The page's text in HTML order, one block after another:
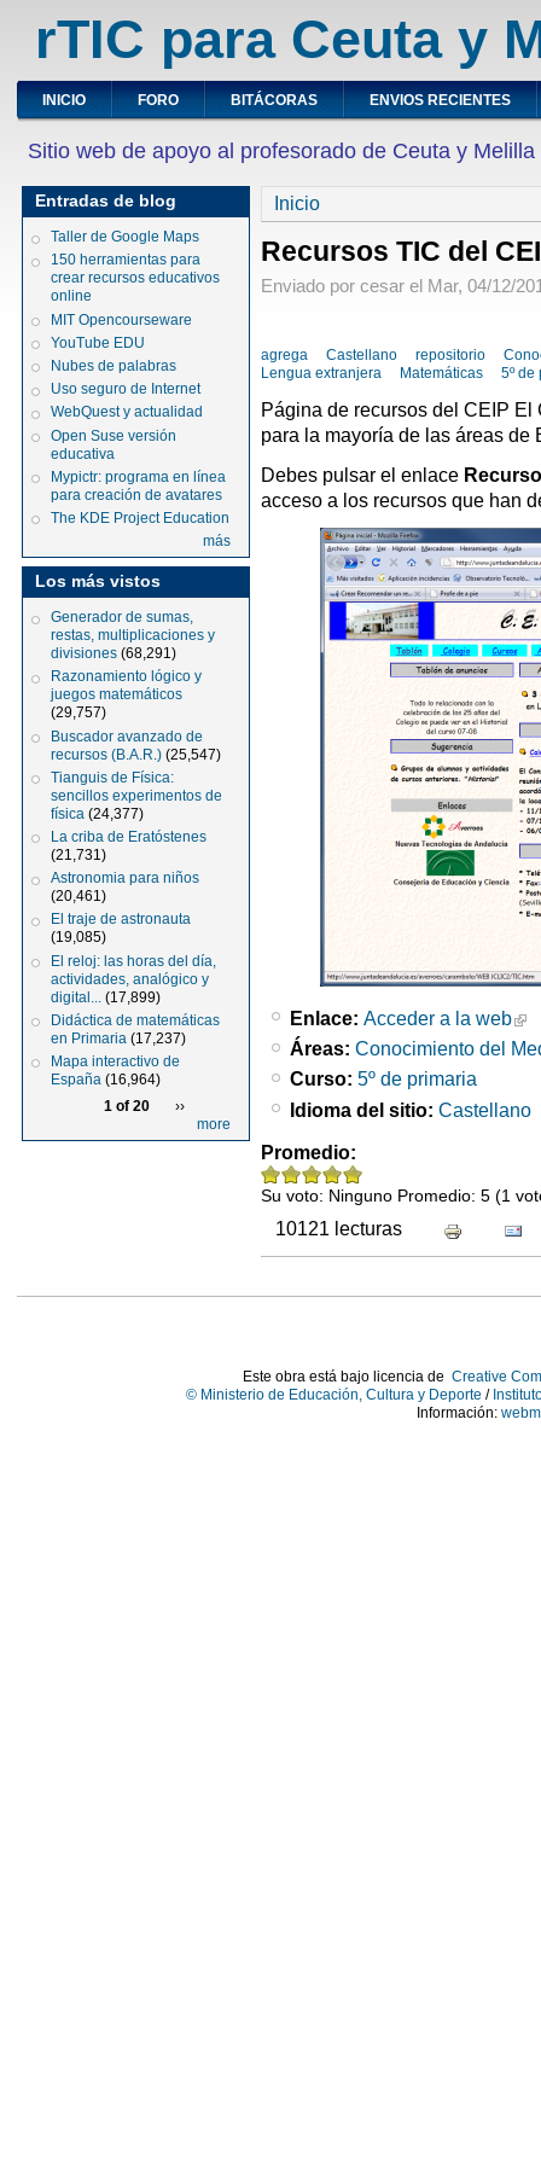
rTIC para Ceuta y
INICIO FORO BITÁCORAS ENVIOS RECIENTES
Sitio web de apoyo al profesorado de Ceuta y Melilla
Entradas de blog
Taller de Google Maps
150 herramientas para
crear recursos educativos
online
MIT Opencourseware
YouTube EDU
Nubes de palabras
Uso seguro de Internet
WebQuest y actualidad
Open Suse versión
educativa
Mypictr: programa en línea
para creación de avatares
The KDE Project Education
más
Los más vistos
Generador de sumas,
restas, multiplicaciones y
divisiones (68,291)
Razonamiento lógico y
juegos matemáticos
(29,757)
Buscador avanzado de
recursos (B.A.R.) (25,547)
Tianguis de Física:
sencillos experimentos de
física (24,377)
La criba de Eratóstenes
(21,731)
Astronomia para niños
(20,461)
El traje de astronauta
(19,085)
El reloj: las horas del día,
actividades, analógico y
digital...
(17,899)
Didáctica de matemáticas
en Primaria (17,237)
Mapa interactivo de
España (16,964)
1 of 20
››
more
Inicio
Recursos TIC del
Enviado por cesar el Mar, 04/12/
agrega Castellano repositorio
Lengua extranjera
Matemáticas 5º de
Página de recursos del CEIP
para la mayoría de las áreas de
Debes pulsar el enlace
acceso a los recursos que han
Enlace:Acceder a la web
Áreas:Conocimiento del
Curso:5º de primaria
Idioma del sitio:Castellano
Promedio:
Su voto: Ninguno Promedio:5 (1
10121 lecturas
Este obra está bajo licencia de Creative
© Ministerio de Educación, Cultura y Deporte /
Información: